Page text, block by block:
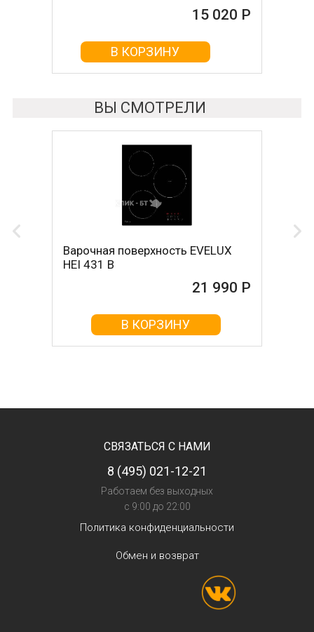
15 020 Р
В КОРЗИНУ
15 026 Р
В КОРЗИНУ
ВЫ СМОТРЕЛИ
Варочная поверхность EVELUX
HEI 431 B
21 990 Р
В КОРЗИНУ
СВЯЗАТЬСЯ С НАМИ
8 (495) 021-12-21
Работаем без выходных
с 9:00 до 22:00
Политика конфиденциальности
Обмен и возврат